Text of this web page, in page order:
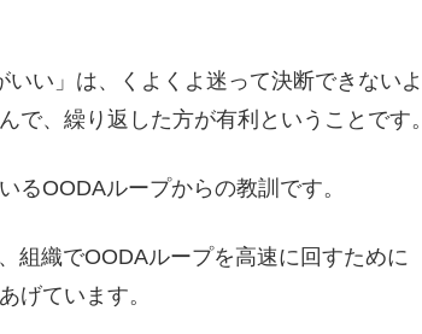
い」は、くよくよ迷って決断できないよ
で、繰り返した方が有利ということです。
るOODAループからの教訓です。
組織でOODAループを高速に回すために
げています。